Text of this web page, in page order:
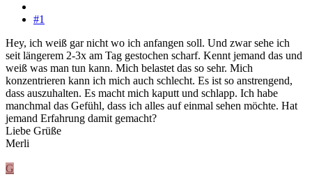
#1
Hey, ich weiß gar nicht wo ich anfangen soll. Und zwar sehe ich
seit längerem 2-3x am Tag gestochen scharf. Kennt jemand das und
weiß was man tun kann. Mich belastet das so sehr. Mich
konzentrieren kann ich mich auch schlecht. Es ist so anstrengend,
dass auszuhalten. Es macht mich kaputt und schlapp. Ich habe
manchmal das Gefühl, dass ich alles auf einmal sehen möchte. Hat
jemand Erfahrung damit gemacht?
Liebe Grüße
Merli
G